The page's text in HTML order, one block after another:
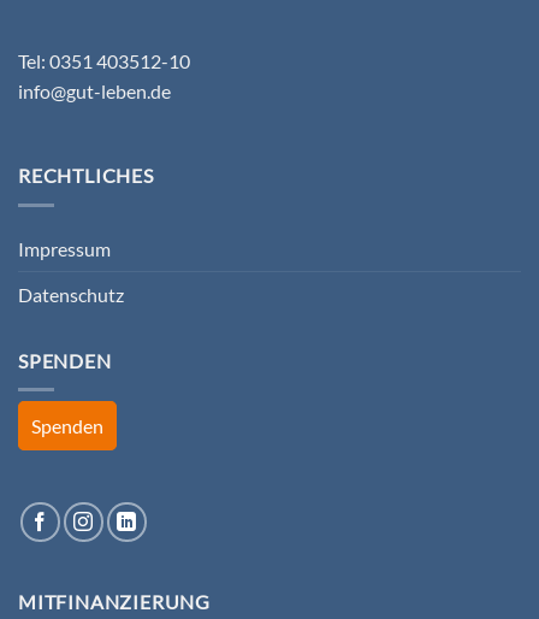
Tel: 0351 403512-10
info@gut-leben.de
RECHTLICHES
Impressum
Datenschutz
SPENDEN
Spenden
MITFINANZIERUNG